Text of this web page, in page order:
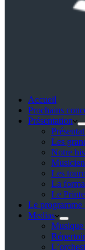
Accueil
Prochains
Présentation
Les
Notre
Les
La
Le
Le programme
Medias